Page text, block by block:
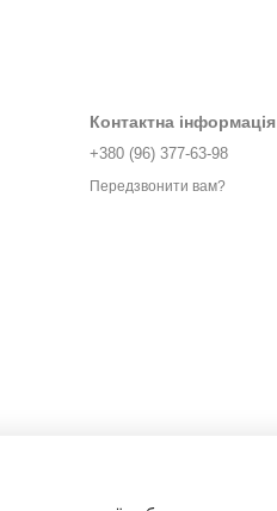
Контактна інформація
+380 (96) 377-63-98
Передзвонити вам?